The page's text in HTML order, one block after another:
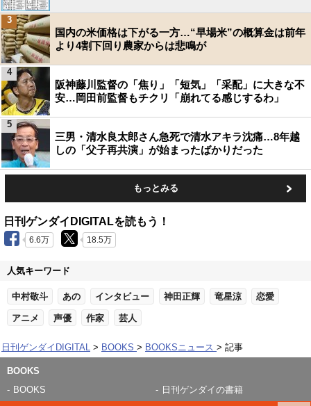
国内の米価格は下がる一方…“早場米”の概算金は前年
より4割下回り農家からは悲鳴が
3
阪神藤川監督の「焦り」「短気」「采配」に大きな不
安…岡田前監督もチクリ「崩れてる感じするわ」
4
三男・清水良太郎さん急死で清水アキラ沈痛…8年越
しの「父子再共演」が始まったばかりだった
5
もっとみる
日刊ゲンダイDIGITALを読もう！
6.6万 18.5万
人気キーワード
中村敬斗 あの インタビュー 神田正輝 竜星涼 恋愛
アニメ 声優 作家 芸人
日刊ゲンダイDIGITAL BOOKS BOOKSニュース 記事
BOOKS
BOOKS
日刊ゲンダイの書籍